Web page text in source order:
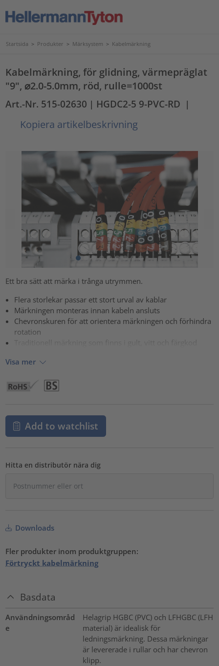
Startsida > Produkter > Märksystem > Kabelmärkning
Kabelmärkning, för glidning, värmepräglat
"9", ⌀2.0-5.0mm, röd, rulle=1000st
Art.-Nr. 515-02630 | HGDC2-5 9-PVC-RD |
Kopiera artikelbeskrivning
Ett bra sätt att märka i trånga utrymmen.
Flera storlekar passar ett stort urval av kablar
Märkningen monteras innan kabeln ansluts
Chevronskuren för att orientera märkningen och förhindra
rotation
Traditionell märkning som finns i gult, vitt och färgkod
Visa mer
Add to watchlist
Hitta en distributör nära dig
Downloads
Fler produkter inom produktgruppen:
Förtryckt kabelmärkning
Basdata
Användningsområd
e
Helagrip HGBC (PVC) och LFHGBC (LFH
material) är idealisk för
ledningsmärkning. Dessa märkningar
är levererade i rullar och har chevron
klipp.